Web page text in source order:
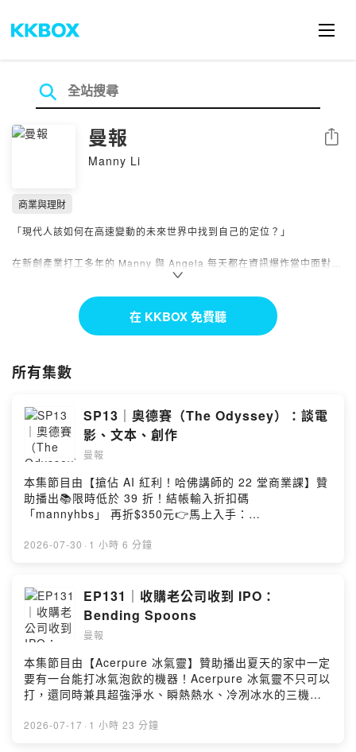
曼報
Manny Li
分享
商業與理財
「現代人該如何在高速變動的未來世界中找到自己的定位？」
在新創產業打工多年的 Manny 與 Angela 每天都在資訊爆炸當中面對種
種不安，但同時也發現世界正往更好的方向前進。本節目中我們將透過輕
鬆、明快的對談，分析當代重要且有趣的科技及商業趨勢，並提供獨到的
商業合作，請來信：
Powered by Firstory Hosting
在 KKBOX 免費聽
所有集數
SP13｜奧德賽（The Odyssey）：談電
影、文本、創作
曼報
本集節目由【搶佔 AI 紅利！哈佛講師的 22 堂商業課】贊
助播出📚限時低於 39 折！結帳輸入折扣碼
「mannyhbs」 再折$350元👉馬上入手：
第一手課堂內容✒︎ 7 小時課程，從只會 AI 工具升級為駕馭
馬工作流，讓人類與 AI 高效協作◾️突圍單一線性職涯｜用
投資組合思維佈局，打造不可取代的多重職涯組合◾️AI 原生
公司解密｜Base44、Lovable 等案例，把變現邏輯複製到
你產業⭐ 募資獨家好禮｜哈佛創業社群第一手洞察，看見
你從沒想過的新商機--(00:00) 這年頭還要上什麼 AI 課？
(04:21) 無雷區：為什麼要錄這集(09:31) 有雷區：諾蘭的
堅持是為了什麼？(22:13) 有雷區：《奧德賽》電影觀後心
得--加入《曼報 Pro》，與 9,700+ 人一起深度掌握商業變
局：https://pro.manny-li.com/join--訂閱免費電子報：
2026-07-30 · 1 小時 6 分鐘
EP131｜收購老公司收到 IPO：
Bending Spoons
曼報
本集節目由【Acerpure 冰氣靈】贊助播出夏天的家中一定
要有一台能打冰氣泡飲的機器！Acerpure 冰氣靈不只可以
打，還同時兼具超強淨水、瞬熱熱水、冷冽冰水的三機一
以及免安裝設計，真的是用了就很喜歡。尤其說到淨水，
2026-07-17 · 1 小時 23 分鐘